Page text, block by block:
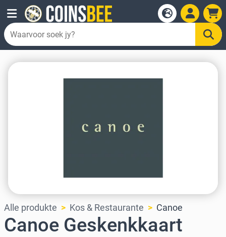
Alle produkte Kos & Restaurante Canoe
Canoe Geskenkkaart